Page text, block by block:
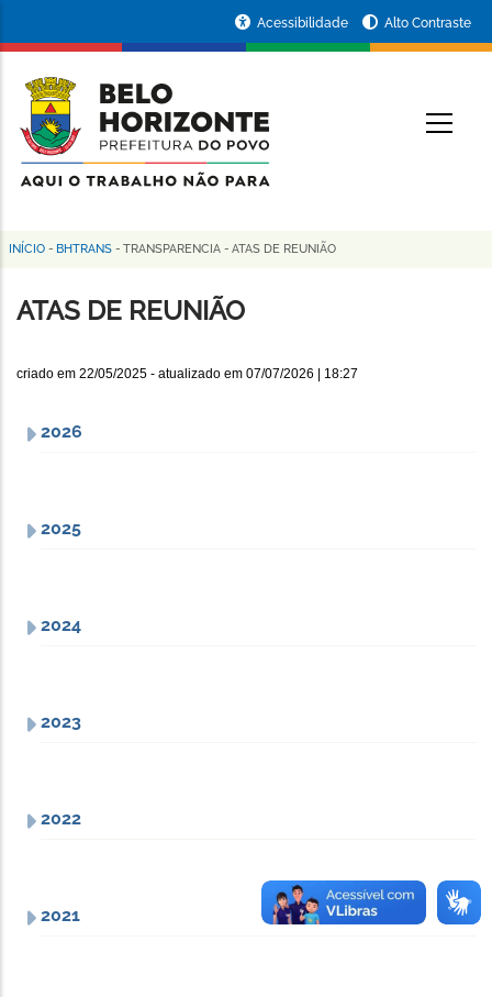
conteúdo
principal
da
Prefeitura
de
Horizonte
Acessibilidade Alto Contraste
Trilha
de
INÍCIO - BHTRANS - TRANSPARENCIA - ATAS DE REUNIÃO
ATAS DE REUNIÃO
criado em 22/05/2025 - atualizado em 07/07/2026 | 18:27
2026
2025
2024
2023
2022
2021